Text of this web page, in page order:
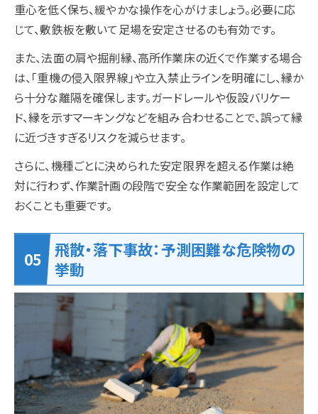
重心を低く保ち、緩やかな操作を心がけましょう。必要に応
じて、敷鉄板を敷いて足場を安定させるのも有効です。
また、法面の肩や掘削縁、高所作業床の近くで作業する場合
は、「重機の侵入限界線」や立入禁止ラインを明確にし、縁か
ら十分な離隔を確保します。ガードレールや仮設バリケー
ド、縁を示すマーキングなどを組み合わせることで、誤って縁
に近づきすぎるリスクを減らせます。
さらに、機種ごとに決められた安定限界を超える作業は絶
対に行わず、作業計画の段階で安全な作業範囲を設定して
おくことも重要です。
飛散・落下事故：予測困難な危険物の
挙動